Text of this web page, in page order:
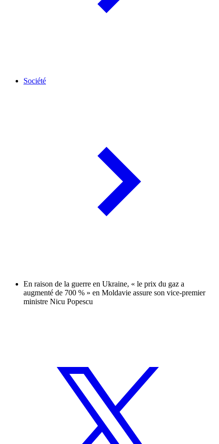
Société
En raison de la guerre en Ukraine, « le prix du gaz a
augmenté de 700 % » en Moldavie assure son vice-premier
ministre Nicu Popescu